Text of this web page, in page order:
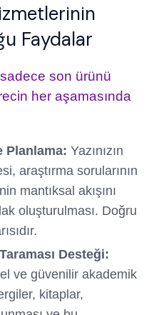
Faydalar
son ürünü
her aşamasında
Planlama: Yazınızın
araştırma sorularının
mantıksal akışını
oluşturulması. Doğru
Desteği:
ve güvenilir akademik
kitaplar,